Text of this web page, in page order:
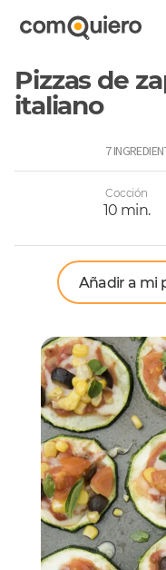
Pizzas de
italiano
7
Cocción
10 min.
Añadir a mi